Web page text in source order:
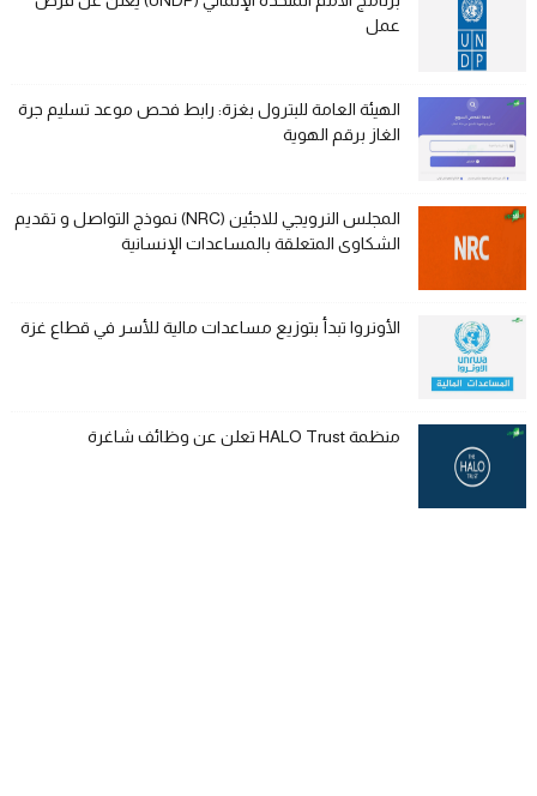
عمل
الهيئة العامة للبترول بغزة: رابط فحص موعد تسليم جرة
الغاز برقم الهوية
المجلس النرويجي للاجئين (NRC) نموذج التواصل و تقديم
الشكاوى المتعلقة بالمساعدات الإنسانية
الأونروا تبدأ بتوزيع مساعدات مالية للأسر في قطاع غزة
منظمة HALO Trust تعلن عن وظائف شاغرة